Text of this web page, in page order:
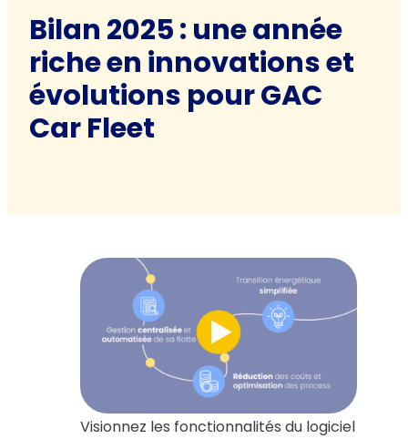
Bilan 2025 : une année
riche en innovations et
évolutions pour GAC
Car Fleet
Visionnez les fonctionnalités du logiciel